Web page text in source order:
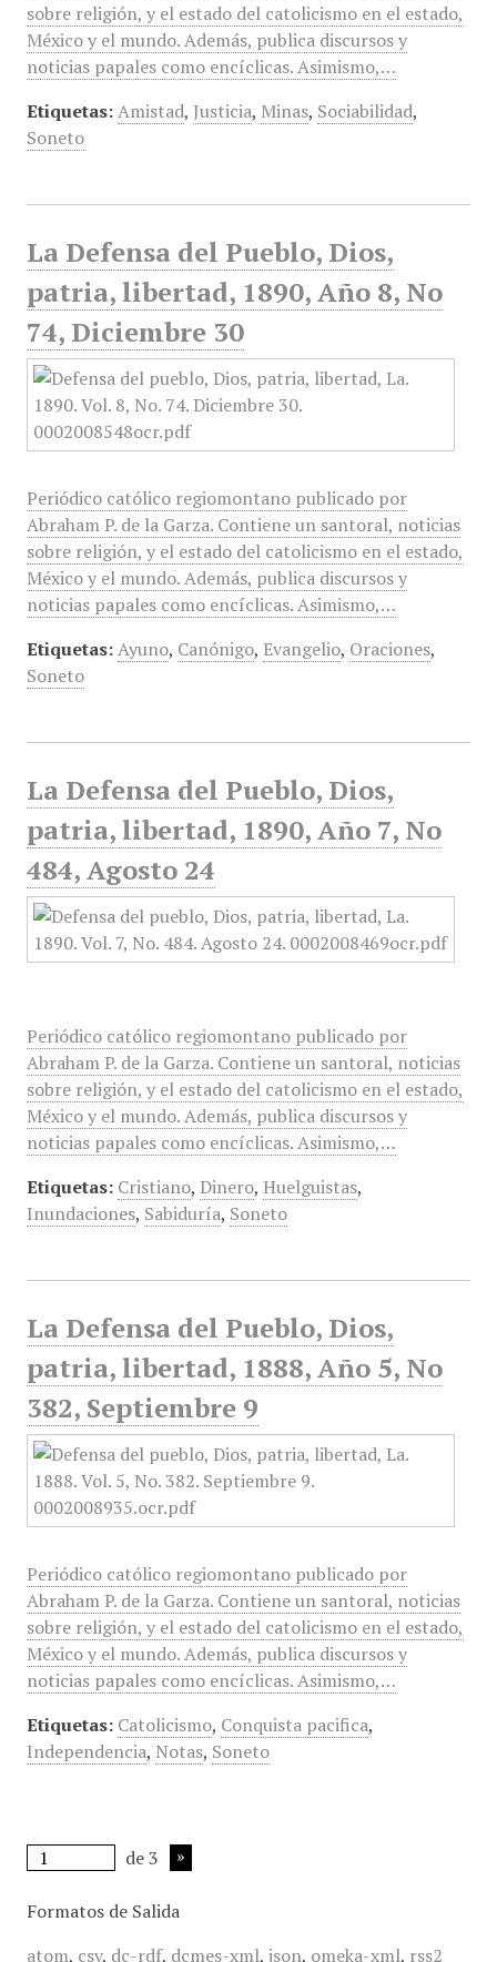
sobre religión, y el estado del catolicismo en el estado,
México y el mundo. Además, publica discursos y
noticias papales como encíclicas. Asimismo,…
Etiquetas: Amistad, Justicia, Minas, Sociabilidad,
Soneto
La Defensa del Pueblo, Dios,
patria, libertad, 1890, Año 8, No
74, Diciembre 30
Periódico católico regiomontano publicado por
Abraham P. de la Garza. Contiene un santoral, noticias
sobre religión, y el estado del catolicismo en el estado,
México y el mundo. Además, publica discursos y
noticias papales como encíclicas. Asimismo,…
Etiquetas: Ayuno, Canónigo, Evangelio, Oraciones,
Soneto
La Defensa del Pueblo, Dios,
patria, libertad, 1890, Año 7, No
484, Agosto 24
Periódico católico regiomontano publicado por
Abraham P. de la Garza. Contiene un santoral, noticias
sobre religión, y el estado del catolicismo en el estado,
México y el mundo. Además, publica discursos y
noticias papales como encíclicas. Asimismo,…
Etiquetas: Cristiano, Dinero, Huelguistas,
Inundaciones, Sabiduría, Soneto
La Defensa del Pueblo, Dios,
patria, libertad, 1888, Año 5, No
382, Septiembre 9
Periódico católico regiomontano publicado por
Abraham P. de la Garza. Contiene un santoral, noticias
sobre religión, y el estado del catolicismo en el estado,
México y el mundo. Además, publica discursos y
noticias papales como encíclicas. Asimismo,…
Etiquetas: Catolicismo, Conquista pacifica,
Independencia, Notas, Soneto
de 3
Formatos de Salida
atom, csv, dc-rdf, dcmes-xml, json, omeka-xml, rss2